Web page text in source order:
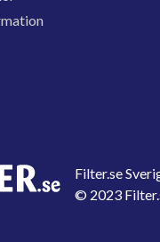
Filter.se
© 2023